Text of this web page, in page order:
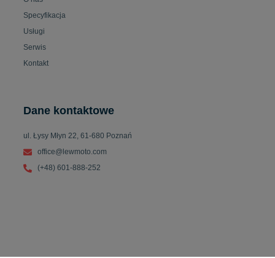
Specyfikacja
Usługi
Serwis
Kontakt
Dane kontaktowe
ul. Łysy Młyn 22, 61-680 Poznań
office@lewmoto.com
(+48) 601-888-252